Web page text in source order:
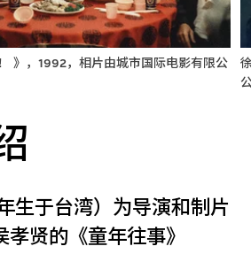
》，1992，相片由城市国际电影有限公
生于台湾）为导演和制片
贤的《童年往事》